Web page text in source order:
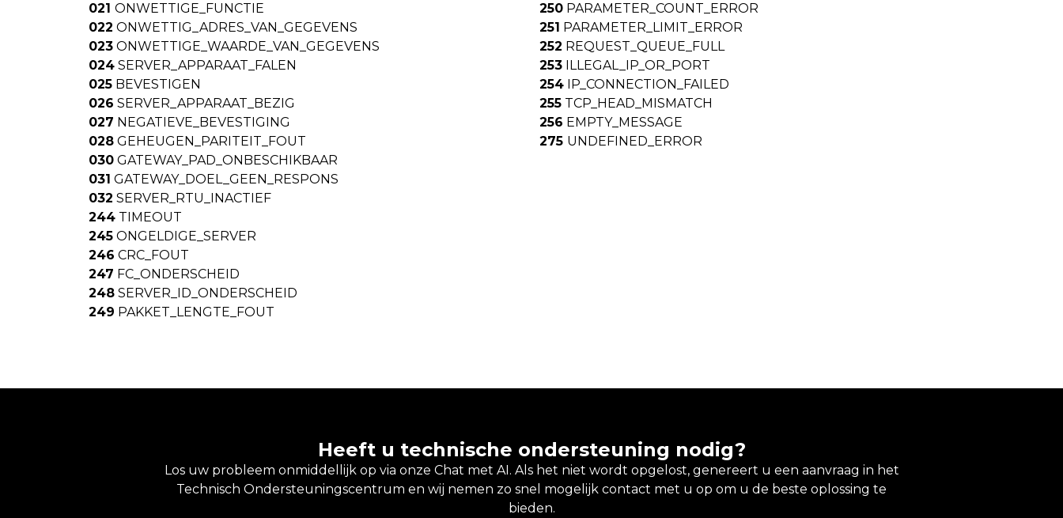
021 ONWETTIGE_FUNCTIE
022 ONWETTIG_ADRES_VAN_GEGEVENS
023 ONWETTIGE_WAARDE_VAN_GEGEVENS
024 SERVER_APPARAAT_FALEN
025 BEVESTIGEN
026 SERVER_APPARAAT_BEZIG
027 NEGATIEVE_BEVESTIGING
028 GEHEUGEN_PARITEIT_FOUT
030 GATEWAY_PAD_ONBESCHIKBAAR
031 GATEWAY_DOEL_GEEN_RESPONS
032 SERVER_RTU_INACTIEF
244 TIMEOUT
245 ONGELDIGE_SERVER
246 CRC_FOUT
247 FC_ONDERSCHEID
248 SERVER_ID_ONDERSCHEID
249 PAKKET_LENGTE_FOUT
250 PARAMETER_COUNT_ERROR
251 PARAMETER_LIMIT_ERROR
252 REQUEST_QUEUE_FULL
253 ILLEGAL_IP_OR_PORT
254 IP_CONNECTION_FAILED
255 TCP_HEAD_MISMATCH
256 EMPTY_MESSAGE
275 UNDEFINED_ERROR
Heeft u technische ondersteuning nodig?
Los uw probleem onmiddellijk op via onze Chat met AI. Als het niet wordt opgelost, genereert u een aanvraag in het
Technisch Ondersteuningscentrum en wij nemen zo snel mogelijk contact met u op om u de beste oplossing te
bieden.